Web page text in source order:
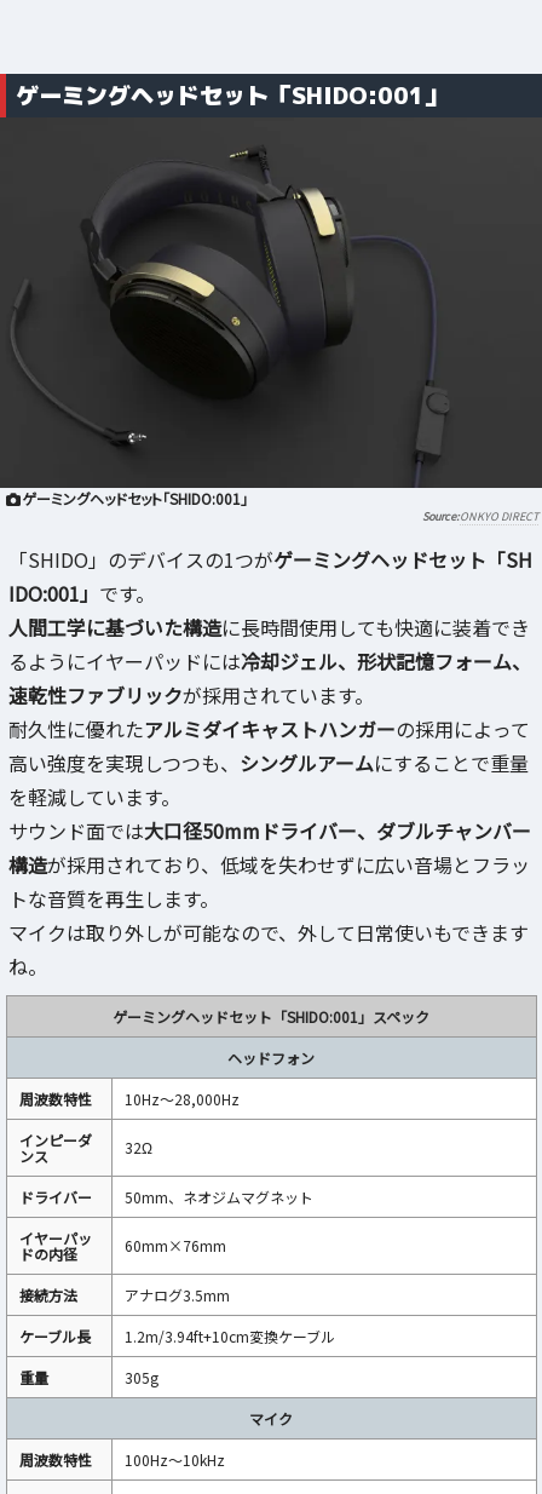
ゲーミングヘッドセット「SHIDO:001」
ゲーミングヘッドセット「SHIDO:001」
ONKYO DIRECT
「SHIDO」のデバイスの1つがゲーミングヘッドセット「SH
IDO:001」 です。
人間工学に基づいた構造に長時間使用しても快適に装着でき
るようにイヤーパッドには冷却ジェル、形状記憶フォーム、
速乾性ファブリックが採用されています。
耐久性に優れたアルミダイキャストハンガーの採用によって
高い強度を実現しつつも、 シングルアームにすることで重量
を軽減しています。
サウンド面では大口径50mmドライバー、ダブルチャンバー
構造が採用されており、低域を失わせずに広い音場とフラッ
トな音質を再生します。
マイクは取り外しが可能なので、外して日常使いもできます
ね。
ゲーミングヘッドセット「SHIDO:001」スペック
ヘッドフォン
周波数特性
10Hz～28,000Hz
インピーダ
ンス 32Ω
ドライバー‎
50mm、ネオジムマグネット
イヤーパッ
ドの内径 60mm×76mm
接続方法
アナログ3.5mm
ケーブル長
1.2m/3.94ft+10cm変換ケーブル
重量
305g
マイク
周波数特性
100Hz～10kHz